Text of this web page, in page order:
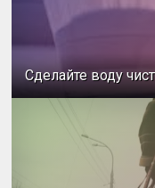
Сделайте воду